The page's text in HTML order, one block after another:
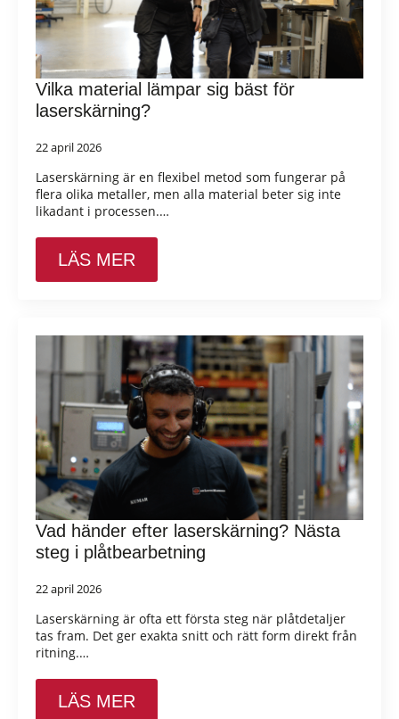
Vilka material lämpar sig bäst för
laserskärning?
22 april 2026
Laserskärning är en flexibel metod som fungerar på
flera olika metaller, men alla material beter sig inte
likadant i processen.…
LÄS MER
Vad händer efter laserskärning? Nästa
steg i plåtbearbetning
22 april 2026
Laserskärning är ofta ett första steg när plåtdetaljer
tas fram. Det ger exakta snitt och rätt form direkt från
ritning.…
LÄS MER